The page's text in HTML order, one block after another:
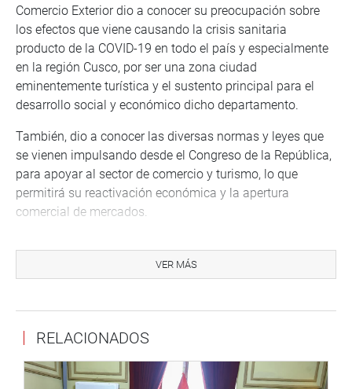
Comercio Exterior dio a conocer su preocupación sobre
los efectos que viene causando la crisis sanitaria
producto de la COVID-19 en todo el país y especialmente
en la región Cusco, por ser una zona ciudad
eminentemente turística y el sustento principal para el
desarrollo social y económico dicho departamento.
También, dio a conocer las diversas normas y leyes que
se vienen impulsando desde el Congreso de la República,
para apoyar al sector de comercio y turismo, lo que
permitirá su reactivación económica y la apertura
comercial de mercados.
normas para ayudar al sector turismo, sabemos que no
son suficientes y queda todavía hay varias tareas y temas
manifestó el legislador Zárate Antón.
A su turno, la congresista Matilde Fernández resaltó las
VER MÁS
RELACIONADOS